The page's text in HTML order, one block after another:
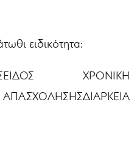
ειδικότητα:
ΕΙΔΟΣ
ΑΠΑΣΧΟΛΗΣΗΣ
ΧΡΟΝΙΚΗ
ΔΙΑΡΚΕΙΑ